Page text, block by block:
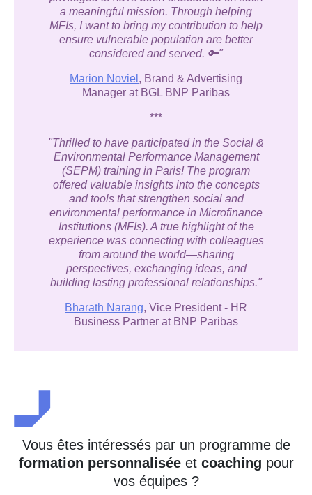
a meaningful mission. Through helping
MFIs, I want to bring my contribution to help
ensure vulnerable population are better
considered and served. 🔑"
Marion Noviel , Brand & Advertising
Manager at BGL BNP Paribas
***
"Thrilled to have participated in the Social &
Environmental Performance Management
(SEPM) training in Paris! The program
offered valuable insights into the concepts
and tools that strengthen social and
environmental performance in Microfinance
Institutions (MFIs). A true highlight of the
experience was connecting with colleagues
from around the world—sharing
perspectives, exchanging ideas, and
building lasting professional relationships."
Bharath Narang, Vice President - HR
Business Partner at BNP Paribas
Vous êtes intéressés par un programme de
formation personnaliséeet coaching pour
vos équipes ?